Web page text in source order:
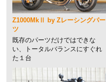
Z1000MkⅡ by Zレーシングパー
ツ
既存のパーツだけではできな
い、トータルバランスにすぐれ
た１台